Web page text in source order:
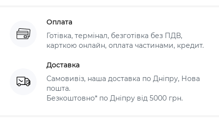
Оплата
Готівка, термінал, безготівка без ПДВ,
карткою онлайн, оплата частинами, кредит.
Доставка
Самовивіз, наша доставка по Дніпру, Нова
пошта.
Безкоштовно* по Дніпру від 5000 грн.